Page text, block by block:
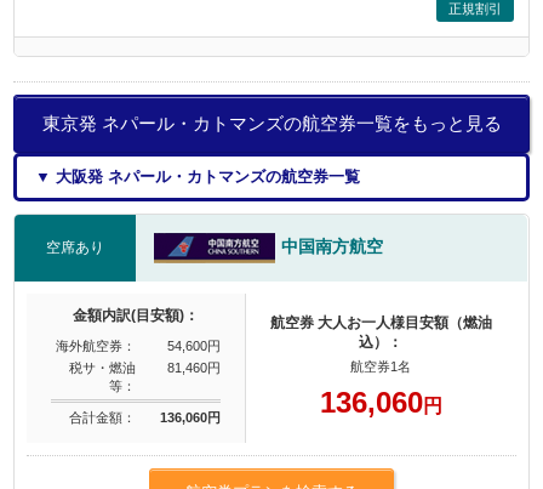
正規割引
東京発 ネパール・カトマンズの航空券一覧をもっと見る
▼ 大阪発 ネパール・カトマンズの航空券一覧
空席あり 中国南方航空
金額内訳(目安額)：
海外航空券：
54,600円
税サ・燃油
等：
81,460円
合計金額： 136,060円
航空券 大人お一人様目安額（燃油
込）：
航空券1名
136,060円